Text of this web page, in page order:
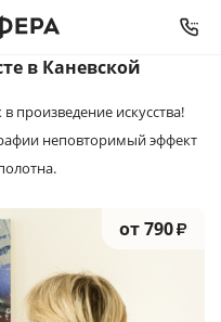
в Каневской
произведение искусства!
неповторимый эффект
от 790₽
5 РАБОЧИХ ДНЕЙ